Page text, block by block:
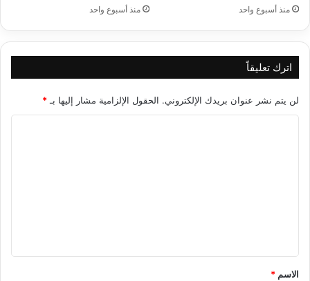
منذ أسبوع واحد منذ أسبوع واحد
اترك تعليقاً
لن يتم نشر عنوان بريدك الإلكتروني. الحقول الإلزامية مشار إليها بـ*
*
الاسم *